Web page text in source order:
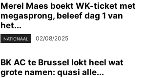
Merel Maes boekt WK-ticket met
megasprong, beleef dag 1 van
het...
NATIONAAL 02/08/2025
BK AC te Brussel lokt heel wat
grote namen: quasi alle...